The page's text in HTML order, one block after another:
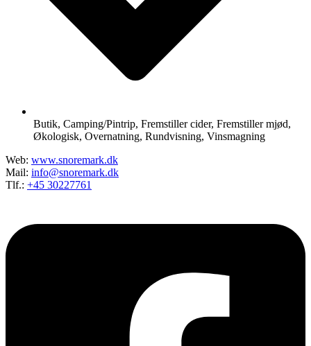
Butik, Camping/Pintrip, Fremstiller cider, Fremstiller mjød,
Økologisk, Overnatning, Rundvisning, Vinsmagning
Web: www.snoremark.dk
Mail: info@snoremark.dk
Tlf.: +45 30227761